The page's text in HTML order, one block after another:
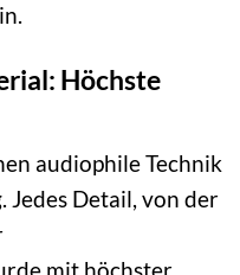
Höchste
audiophile Technik
Detail, von der
mit höchster